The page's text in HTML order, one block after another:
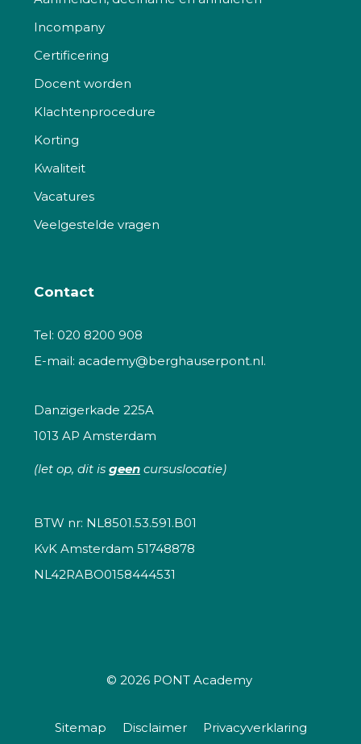
Incompany
Certificering
Docent worden
Klachtenprocedure
Korting
Kwaliteit
Vacatures
Veelgestelde vragen
Contact
Tel: 020 8200 908
E-mail: academy@berghauserpont.nl.
Danzigerkade 225A
1013 AP Amsterdam
(let op, dit is geen cursuslocatie)
BTW nr: NL8501.53.591.B01
KvK Amsterdam 51748878
NL42RABO0158444531
© 2026 PONT Academy
Sitemap Disclaimer Privacyverklaring